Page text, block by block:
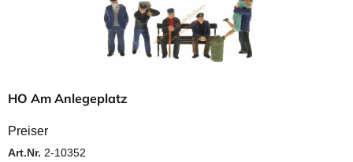
HO Am Anlegeplatz
Preiser
Art.Nr. 2-10352